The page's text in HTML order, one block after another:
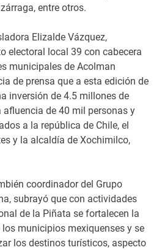
entre otros.
Elizalde Vázquez,
electoral local 39 con cabecera
municipales de Acolman
de prensa que a esta edición de
inversión de 4.5 millones de
afluencia de 40 mil personas y
a la república de Chile, el
y la alcaldía de Xochimilco,
coordinador del Grupo
subrayó que con actividades
de la Piñata se fortalecen la
municipios mexiquenses y se
los destinos turísticos, aspecto